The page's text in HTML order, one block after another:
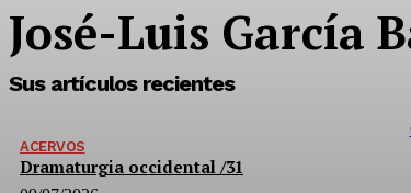
José-Luis García
Sus artículos recientes
ACERVOS
Dramaturgia occidental /31